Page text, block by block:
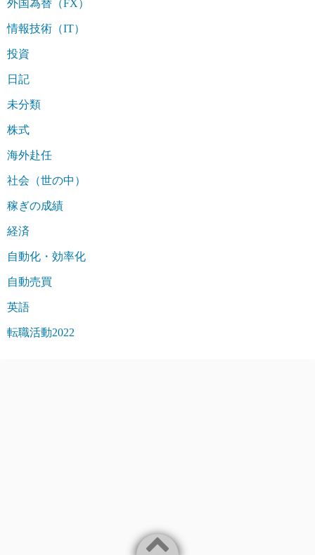
外国為替（FX）
情報技術（IT）
投資
日記
未分類
株式
海外赴任
社会（世の中）
稼ぎの成績
経済
自動化・効率化
自動売買
英語
転職活動2022